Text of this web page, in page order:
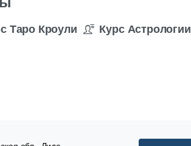
Таро Кроули Курс Астрологии